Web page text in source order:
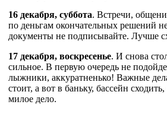
16 декабря, суббота. Встречи,
по деньгам окончательных решений
документы не подписывайте. Лучше
17 декабря, воскресенье. И снова
сильное. В первую очередь не
лыжники, аккуратненько! Важные
стоит, а вот в баньку, бассейн
милое дело.